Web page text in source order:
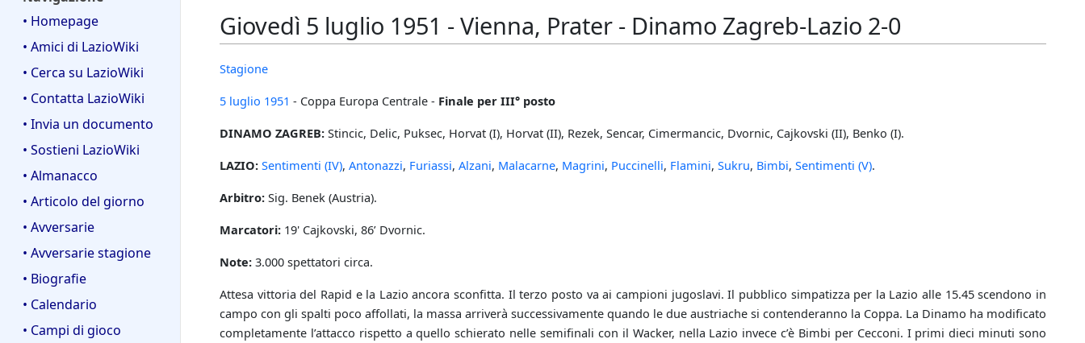
• Homepage
• Amici di LazioWiki
• Cerca su LazioWiki
• Contatta LazioWiki
• Invia un documento
• Sostieni LazioWiki
• Almanacco
• Articolo del giorno
• Avversarie
• Avversarie stagione
• Biografie
• Calendario
• Campi di gioco
Giovedì 5 luglio 1951 - Vienna, Prater - Dinamo Zagreb-Lazio 2-0
Stagione
5 luglio 1951 - Coppa Europa Centrale - Finale per III° posto
DINAMO ZAGREB: Stincic, Delic, Puksec, Horvat (I), Horvat (II), Rezek, Sencar, Cimermancic, Dvornic, Cajkovski (II), Benko (I).
LAZIO: Sentimenti (IV), Antonazzi, Furiassi, Alzani, Malacarne, Magrini, Puccinelli, Flamini, Sukru, Bimbi, Sentimenti (V).
Arbitro: Sig. Benek (Austria).
Marcatori: 19' Cajkovski, 86’ Dvornic.
Note: 3.000 spettatori circa.
Attesa vittoria del Rapid e la Lazio ancora sconfitta. Il terzo posto va ai campioni jugoslavi. Il pubblico simpatizza per la Lazio alle 15.45 scendono in
campo con gli spalti poco affollati, la massa arriverà successivamente quando le due austriache si contenderanno la Coppa. La Dinamo ha modificato
completamente l’attacco rispetto a quello schierato nelle semifinali con il Wacker, nella Lazio invece c’è Bimbi per Cecconi. I primi dieci minuti sono